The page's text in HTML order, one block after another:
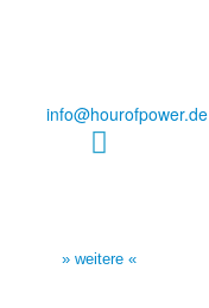
info@hourofpower.de
» weitere «